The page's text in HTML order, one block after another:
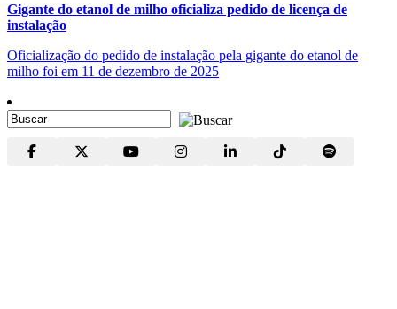
Gigante do etanol de milho oficializa pedido de licença de
instalação
Oficialização do pedido de instalação pela gigante do etanol de
milho foi em 11 de dezembro de 2025